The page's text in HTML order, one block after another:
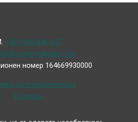
+30 6936 846 647
номер 164669930000
за поверителност
Болници